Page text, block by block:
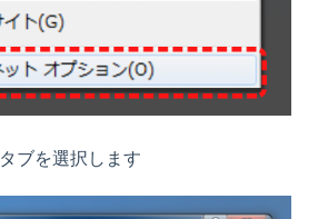
タブを選択します